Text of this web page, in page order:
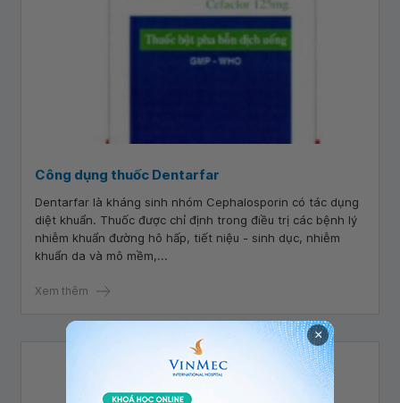
Công dụng thuốc Dentarfar
Dentarfar là kháng sinh nhóm Cephalosporin có tác dụng
diệt khuẩn. Thuốc được chỉ định trong điều trị các bệnh lý
nhiễm khuẩn đường hô hấp, tiết niệu - sinh dục, nhiễm
khuẩn da và mô mềm,...
Xem thêm
×